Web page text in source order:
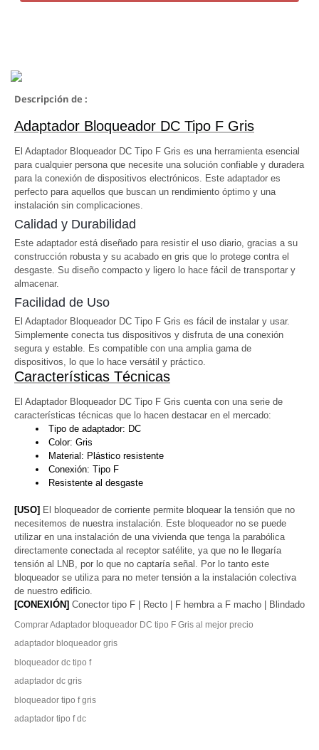
Descripción de :
Adaptador Bloqueador DC Tipo F Gris
El Adaptador Bloqueador DC Tipo F Gris es una herramienta esencial
para cualquier persona que necesite una solución confiable y duradera
para la conexión de dispositivos electrónicos. Este adaptador es
perfecto para aquellos que buscan un rendimiento óptimo y una
instalación sin complicaciones.
Calidad y Durabilidad
Este adaptador está diseñado para resistir el uso diario, gracias a su
construcción robusta y su acabado en gris que lo protege contra el
desgaste. Su diseño compacto y ligero lo hace fácil de transportar y
almacenar.
Facilidad de Uso
El Adaptador Bloqueador DC Tipo F Gris es fácil de instalar y usar.
Simplemente conecta tus dispositivos y disfruta de una conexión
segura y estable. Es compatible con una amplia gama de
dispositivos, lo que lo hace versátil y práctico.
Características Técnicas
El Adaptador Bloqueador DC Tipo F Gris cuenta con una serie de
características técnicas que lo hacen destacar en el mercado:
Tipo de adaptador: DC
Color: Gris
Material: Plástico resistente
Conexión: Tipo F
Resistente al desgaste
[USO] El bloqueador de corriente permite bloquear la tensión que no
necesitemos de nuestra instalación. Este bloqueador no se puede
utilizar en una instalación de una vivienda que tenga la parabólica
directamente conectada al receptor satélite, ya que no le llegaría
tensión al LNB, por lo que no captaría señal. Por lo tanto este
bloqueador se utiliza para no meter tensión a la instalación colectiva
de nuestro edificio.
[CONEXIÓN] Conector tipo F | Recto | F hembra a F macho | Blindado
Comprar Adaptador bloqueador DC tipo F Gris al mejor precio
adaptador bloqueador gris
bloqueador dc tipo f
adaptador dc gris
bloqueador tipo f gris
adaptador tipo f dc